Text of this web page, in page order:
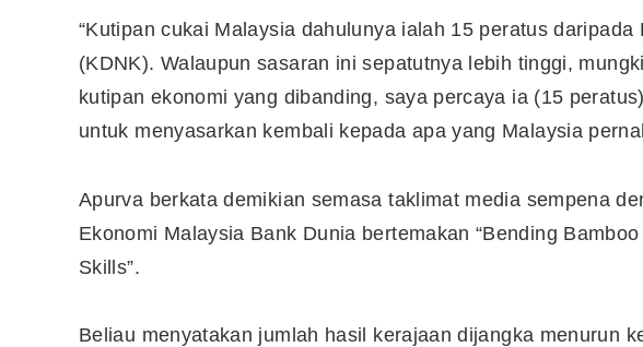
“Kutipan cukai Malaysia dahulunya ialah 15 peratus
(KDNK). Walaupun sasaran ini sepatutnya lebih tinggi,
kutipan ekonomi yang dibanding, saya percaya ia (15
untuk menyasarkan kembali kepada apa yang Malaysia
Apurva berkata demikian semasa taklimat media sempena
Ekonomi Malaysia Bank Dunia bertemakan “Bending
Skills”.
Beliau menyatakan jumlah hasil kerajaan dijangka menurun